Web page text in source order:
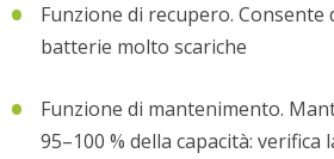
Funzione di recupero.
batterie molto scariche
Funzione di mantenimento.
95–100 % della capacità: verifica